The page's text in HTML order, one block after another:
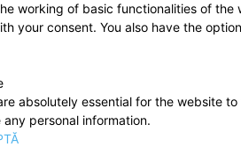
working of basic functionalities of
your consent. You also have the
absolutely essential for the website
personal information.